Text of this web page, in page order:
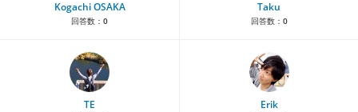
Kogachi OSAKA
回答数： 0
Taku
回答数： 0
TE Erik